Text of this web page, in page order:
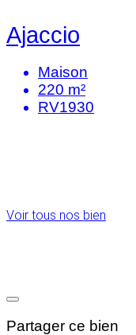
Ajaccio
Maison
220 m²
RV1930
Voir tous nos bien
Partager ce bien